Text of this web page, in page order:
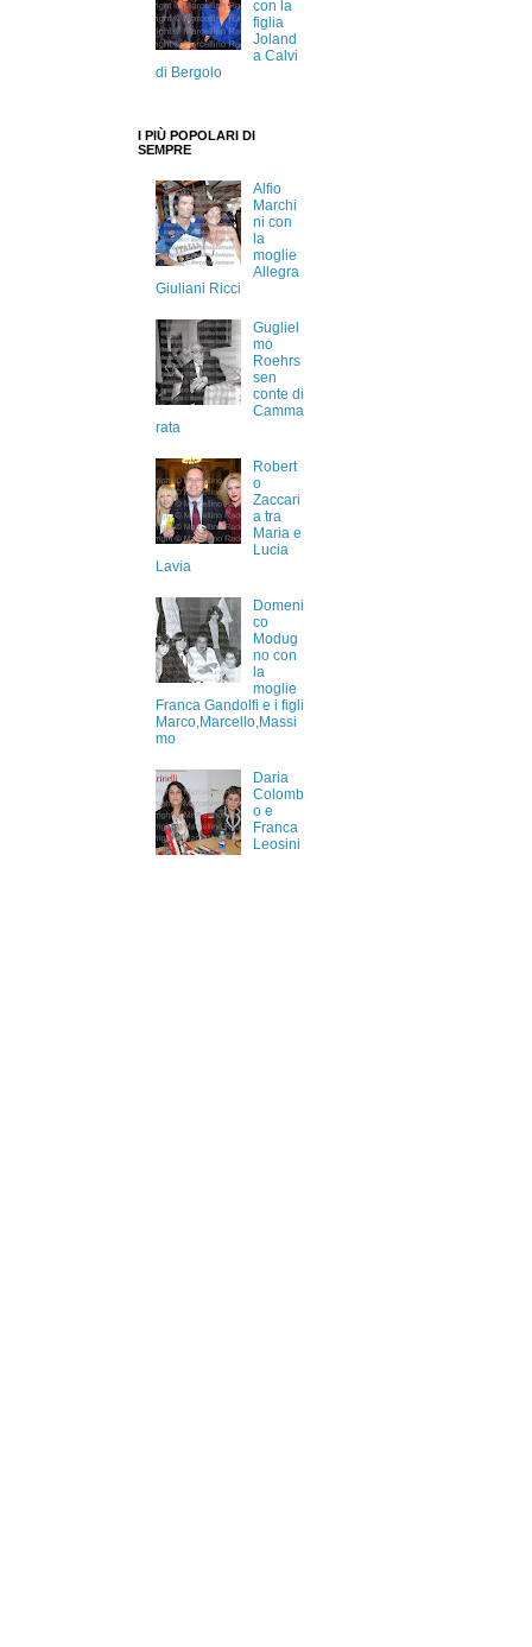
con la
figlia
Joland
a Calvi
di Bergolo
I PIÙ POPOLARI DI
SEMPRE
Alfio
Marchi
ni con
la
moglie
Allegra
Giuliani Ricci
Gugliel
mo
Roehrs
sen
conte di
Camma
rata
Robert
o
Zaccari
a tra
Maria e
Lucia
Lavia
Domeni
co
Modug
no con
la
moglie
Franca Gandolfi e i figli
Marco,Marcello,Massi
mo
Daria
Colomb
o e
Franca
Leosini